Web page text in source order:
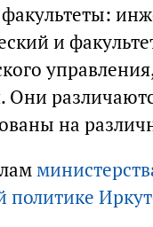
и
Они
на